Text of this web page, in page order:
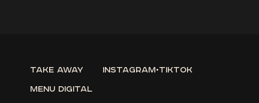
Take Away
Menu Digital
instagram •tiktok